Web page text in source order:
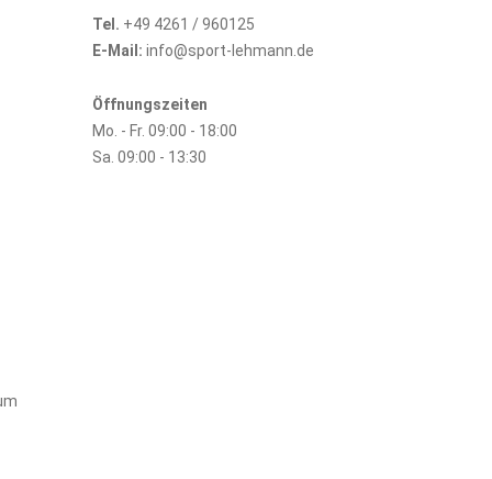
Tel. +49 4261 / 960125
E-Mail: info@sport-lehmann.de
Öffnungszeiten
Mo. - Fr. 09:00 - 18:00
Sa. 09:00 - 13:30